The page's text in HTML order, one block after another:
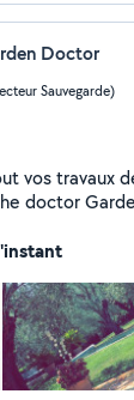
Doctor
Sauvegarde)
vos travaux
doctor
with